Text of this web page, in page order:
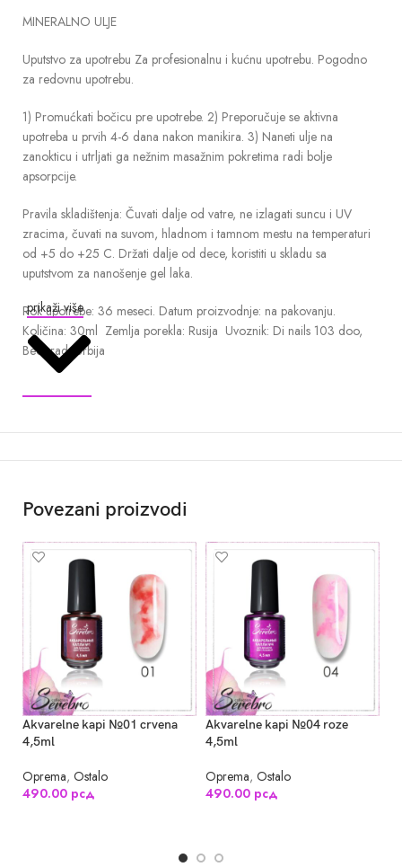
MINERALNO ULJE
Uputstvo za upotrebu Za profesionalnu i kućnu upotrebu. Pogodno
za redovnu upotrebu.
1) Promućkati bočicu pre upotrebe. 2) Preporučuje se aktivna
upotreba u prvih 4-6 dana nakon manikira. 3) Naneti ulje na
zanokticu i utrljati ga nežnim masažnim pokretima radi bolje
apsorpcije.
Pravila skladištenja: Čuvati dalje od vatre, ne izlagati suncu i UV
zracima, čuvati na suvom, hladnom i tamnom mestu na temperaturi
od +5 do +25 C. Držati dalje od dece, koristiti u skladu sa
uputstvom za nanošenje gel laka.
Rok upotrebe: 36 meseci. Datum proizvodnje: na pakovanju.
Količina: 30ml Zemlja porekla: Rusija Uvoznik: Di nails 103 doo,
Beograd, Srbija
prikaži više
Povezani proizvodi
Akvarelne kapi №01 crvena
4,5ml
Oprema, Ostalo
490.00 рсд
Akvarelne kapi №04 roze
4,5ml
Oprema, Ostalo
490.00 рсд